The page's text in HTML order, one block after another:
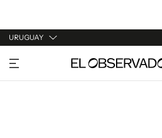
URUGUAY
URUGUAY
ARGENTINA